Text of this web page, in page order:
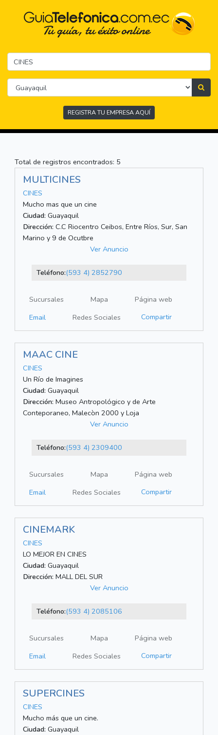
REGISTRA TU EMPRESA AQUÍ
Total de registros encontrados: 5
MULTICINES
CINES
Mucho mas que un cine
Ciudad: Guayaquil
Dirección: C.C Riocentro Ceibos, Entre Ríos, Sur, San
Marino y 9 de Ocutbre
Ver Anuncio
Teléfono:(593 4) 2852790
Sucursales Mapa
Página web
Email
Redes Sociales Compartir
MAAC CINE
CINES
Un Río de Imagines
Ciudad: Guayaquil
Dirección: Museo Antropológico y de Arte
Conteporaneo, Malecòn 2000 y Loja
Ver Anuncio
Teléfono:(593 4) 2309400
Sucursales Mapa
Página web
Email
Redes Sociales Compartir
CINEMARK
CINES
LO MEJOR EN CINES
Ciudad: Guayaquil
Dirección: MALL DEL SUR
Ver Anuncio
Teléfono:(593 4) 2085106
Sucursales Mapa
Página web
Email
Redes Sociales Compartir
SUPERCINES
CINES
Mucho más que un cine.
Ciudad: Guayaquil